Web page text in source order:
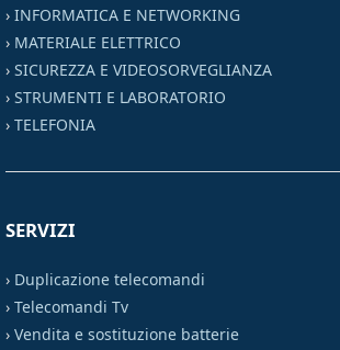
› INFORMATICA E NETWORKING
› MATERIALE ELETTRICO
› SICUREZZA E VIDEOSORVEGLIANZA
› STRUMENTI E LABORATORIO
› TELEFONIA
SERVIZI
› Duplicazione telecomandi
› Telecomandi Tv
› Vendita e sostituzione batterie